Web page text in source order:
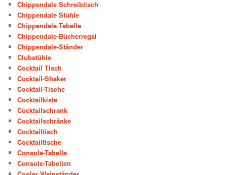
Chippendale Schreibtisch
Chippendale Stühle
Chippendale Tabelle
Chippendale-Bücherregal
Chippendale-Ständer
Clubstühle
Cocktail Tisch
Cocktail-Shaker
Cocktail-Tische
Cocktailkiste
Cocktailschrank
Cocktailschränke
Cocktailtisch
Cocktailtische
Console-Tabelle
Console-Tabellen